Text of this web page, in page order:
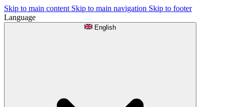
Skip to main content Skip to main navigation Skip to footer
Language
English